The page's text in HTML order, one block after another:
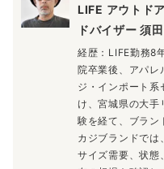
LIFE アウトド
ドバイザー 須田
経歴：LIFE勤務8
院卒業後、アパレ
ジ・インポート系
け、宮城県の大手
験を経て、ブラン
カジブランドでは
サイズ需要、状態